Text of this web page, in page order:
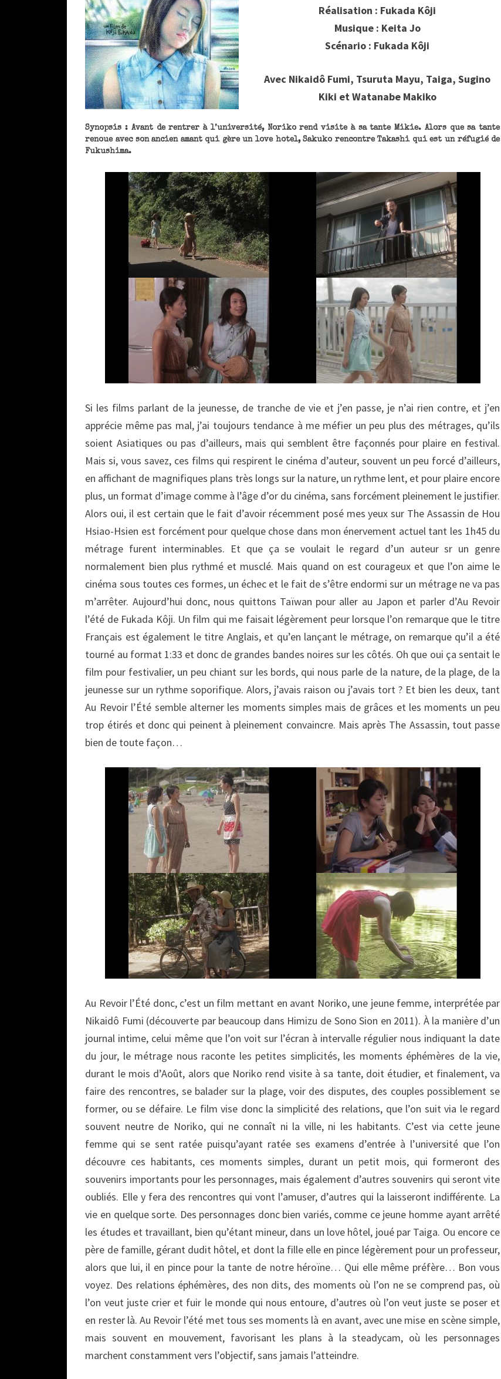
Réalisation : Fukada Kôji
Musique : Keita Jo
Scénario : Fukada Kôji
Avec Nikaidô Fumi, Tsuruta Mayu, Taiga, Sugino
Kiki et Watanabe Makiko
Synopsis : Avant de rentrer à l’université, Noriko rend visite à sa tante Mikie. Alors que sa tante
renoue avec son ancien amant qui gère un love hotel, Sakuko rencontre Takashi qui est un réfugié de
Fukushima.
Si les films parlant de la jeunesse, de tranche de vie et j’en passe, je n’ai rien contre, et j’en
apprécie même pas mal, j’ai toujours tendance à me méfier un peu plus des métrages, qu’ils
soient Asiatiques ou pas d’ailleurs, mais qui semblent être façonnés pour plaire en festival.
Mais si, vous savez, ces films qui respirent le cinéma d’auteur, souvent un peu forcé d’ailleurs,
en affichant de magnifiques plans très longs sur la nature, un rythme lent, et pour plaire encore
plus, un format d’image comme à l’âge d’or du cinéma, sans forcément pleinement le justifier.
Alors oui, il est certain que le fait d’avoir récemment posé mes yeux sur The Assassin de Hou
Hsiao-Hsien est forcément pour quelque chose dans mon énervement actuel tant les 1h45 du
métrage furent interminables. Et que ça se voulait le regard d’un auteur sr un genre
normalement bien plus rythmé et musclé. Mais quand on est courageux et que l’on aime le
cinéma sous toutes ces formes, un échec et le fait de s’être endormi sur un métrage ne va pas
m’arrêter. Aujourd’hui donc, nous quittons Taïwan pour aller au Japon et parler d’Au Revoir
l’été de Fukada Kôji. Un film qui me faisait légèrement peur lorsque l’on remarque que le titre
Français est également le titre Anglais, et qu’en lançant le métrage, on remarque qu’il a été
tourné au format 1:33 et donc de grandes bandes noires sur les côtés. Oh que oui ça sentait le
film pour festivalier, un peu chiant sur les bords, qui nous parle de la nature, de la plage, de la
jeunesse sur un rythme soporifique. Alors, j’avais raison ou j’avais tort ? Et bien les deux, tant
Au Revoir l’Été semble alterner les moments simples mais de grâces et les moments un peu
trop étirés et donc qui peinent à pleinement convaincre. Mais après The Assassin, tout passe
bien de toute façon…
Au Revoir l’Été donc, c’est un film mettant en avant Noriko, une jeune femme, interprétée par
Nikaidô Fumi (découverte par beaucoup dans Himizu de Sono Sion en 2011). À la manière d’un
journal intime, celui même que l’on voit sur l’écran à intervalle régulier nous indiquant la date
du jour, le métrage nous raconte les petites simplicités, les moments éphémères de la vie,
durant le mois d’Août, alors que Noriko rend visite à sa tante, doit étudier, et finalement, va
faire des rencontres, se balader sur la plage, voir des disputes, des couples possiblement se
former, ou se défaire. Le film vise donc la simplicité des relations, que l’on suit via le regard
souvent neutre de Noriko, qui ne connaît ni la ville, ni les habitants. C’est via cette jeune
femme qui se sent ratée puisqu’ayant ratée ses examens d’entrée à l’université que l’on
découvre ces habitants, ces moments simples, durant un petit mois, qui formeront des
souvenirs importants pour les personnages, mais également d’autres souvenirs qui seront vite
oubliés. Elle y fera des rencontres qui vont l’amuser, d’autres qui la laisseront indifférente. La
vie en quelque sorte. Des personnages donc bien variés, comme ce jeune homme ayant arrêté
les études et travaillant, bien qu’étant mineur, dans un love hôtel, joué par Taiga. Ou encore ce
père de famille, gérant dudit hôtel, et dont la fille elle en pince légèrement pour un professeur,
alors que lui, il en pince pour la tante de notre héroïne… Qui elle même préfère… Bon vous
voyez. Des relations éphémères, des non dits, des moments où l’on ne se comprend pas, où
l’on veut juste crier et fuir le monde qui nous entoure, d’autres où l’on veut juste se poser et
en rester là. Au Revoir l’été met tous ses moments là en avant, avec une mise en scène simple,
mais souvent en mouvement, favorisant les plans à la steadycam, où les personnages
marchent constamment vers l’objectif, sans jamais l’atteindre.